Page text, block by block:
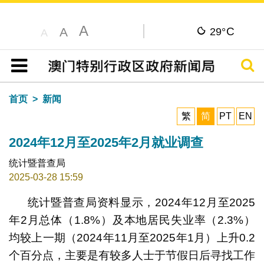
A A A 29°C
目录
搜寻
首页
新闻
繁
简 PT EN
2024年12月至2025年2月就业调查
统计暨普查局
2025-03-28 15:59
统计暨普查局资料显示，2024年12月至2025
年2月总体（1.8%）及本地居民失业率（2.3%）
均较上一期（2024年11月至2025年1月）上升0.2
个百分点，主要是有较多人士于节假日后寻找工作